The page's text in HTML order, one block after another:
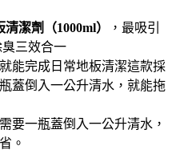
潔劑（1000ml）
，最吸引
三效合一
能完成日常地板清潔這款採
蓋倒入一公升清水，就能拖
要一瓶蓋倒入一公升清水，
。